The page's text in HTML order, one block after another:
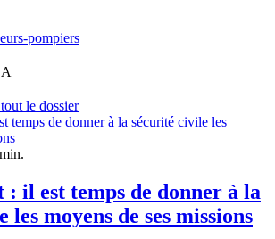
pompiers
le dossier
: il est temps de donner à la
moyens de ses missions